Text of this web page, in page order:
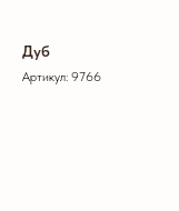
Дуб
Артикул: 9766